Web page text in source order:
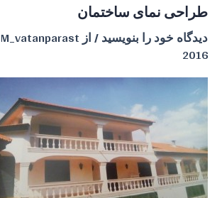
طراحی نمای ساختمان
دیدگاه‌ خود را بنویسید/ ازM_vatanparast
2016